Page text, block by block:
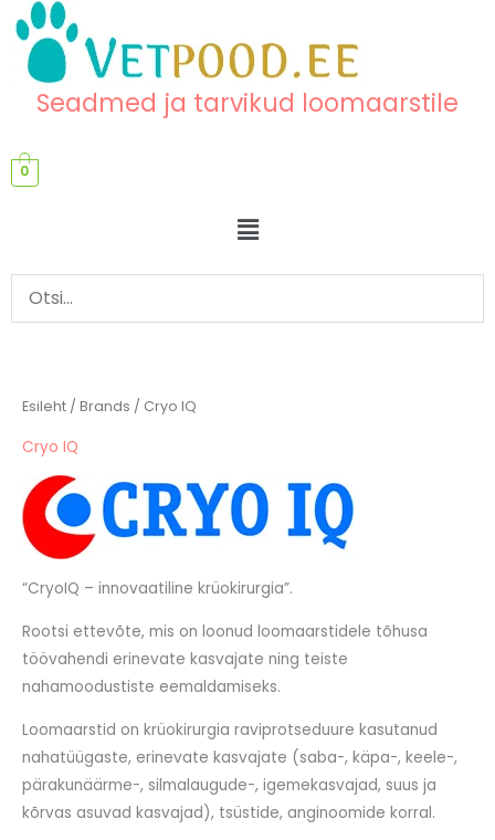
content
content
Seadmed ja tarvikud loomaarstile
0
Menu
Esileht / Brands / Cryo IQ
Cryo IQ
“CryoIQ – innovaatiline krüokirurgia”.
Rootsi ettevõte, mis on loonud loomaarstidele tõhusa
töövahendi erinevate kasvajate ning teiste
nahamoodustiste eemaldamiseks.
Loomaarstid on krüokirurgia raviprotseduure kasutanud
nahatüügaste, erinevate kasvajate (saba-, käpa-, keele-,
pärakunäärme-, silmalaugude-, igemekasvajad, suus ja
kõrvas asuvad kasvajad), tsüstide, anginoomide korral.